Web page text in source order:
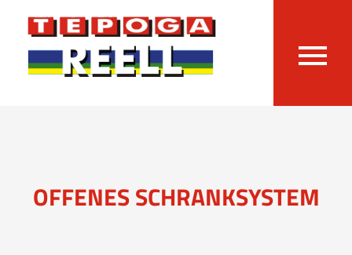
OFFENES SCHRANKSYSTEM